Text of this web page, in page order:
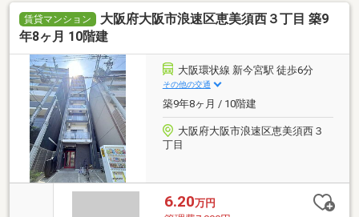
賃貸マンション
大阪府大阪市浪速区恵美須西３丁目 築9
年8ヶ月 10階建
大阪環状線 新今宮駅 徒歩6分
その他の交通
築9年8ヶ月 / 10階建
大阪府大阪市浪速区恵美須西３
丁目
6.20万円